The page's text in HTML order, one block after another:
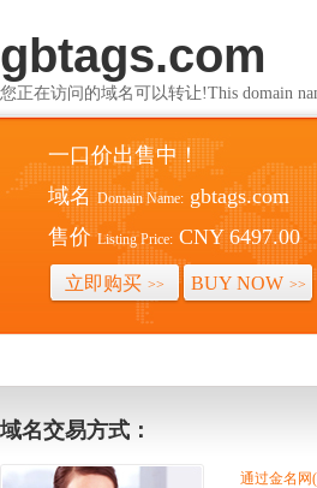
gbtags.com
您正在访问的域名可以转让!This domain
一口价出售中！
域名 Domain Name: gbtags.com
售价 Listing Price: CNY 6497.00
立即购买 >> BUY NOW >>
域名交易方式：
通过金名网